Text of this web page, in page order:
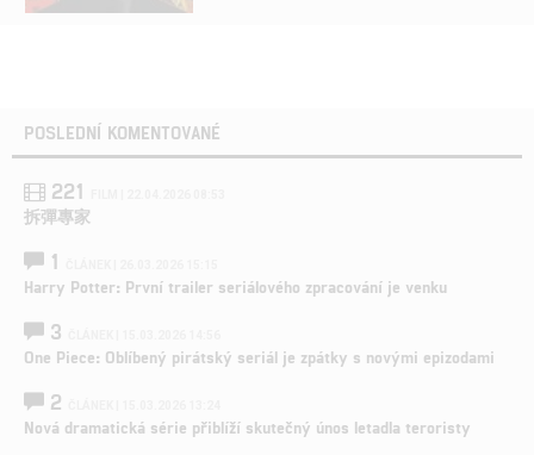
POSLEDNÍ KOMENTOVANÉ
221
拆彈專家
1
Harry Potter: První trailer seriálového zpracování je venku
3
One Piece: Oblíbený pirátský seriál je zpátky s novými epizodami
2
Nová dramatická série přiblíží skutečný únos letadla teroristy